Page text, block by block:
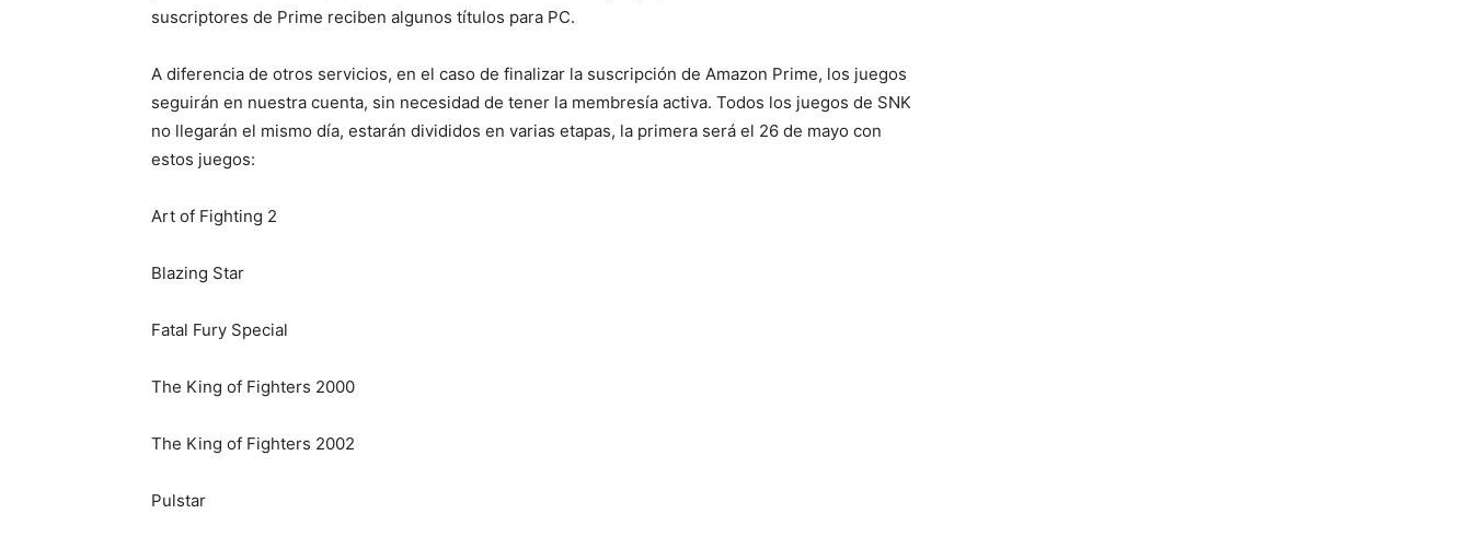
suscriptores de Prime reciben algunos títulos para PC.
A diferencia de otros servicios, en el caso de finalizar la suscripción de Amazon Prime, los juegos
seguirán en nuestra cuenta, sin necesidad de tener la membresía activa. Todos los juegos de SNK
no llegarán el mismo día, estarán divididos en varias etapas, la primera será el 26 de mayo con
estos juegos:
Art of Fighting 2
Blazing Star
Fatal Fury Special
The King of Fighters 2000
The King of Fighters 2002
Pulstar